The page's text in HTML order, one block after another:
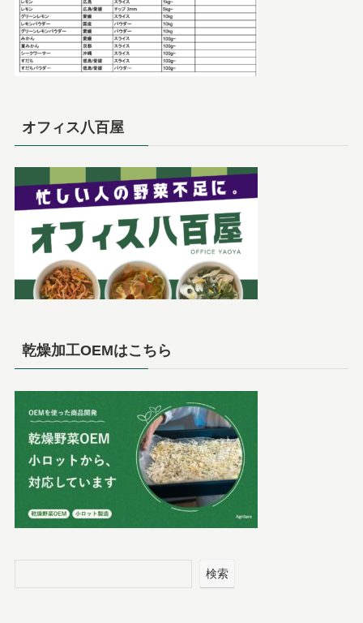
オフィス八百屋
乾燥加工OEMはこちら
検索